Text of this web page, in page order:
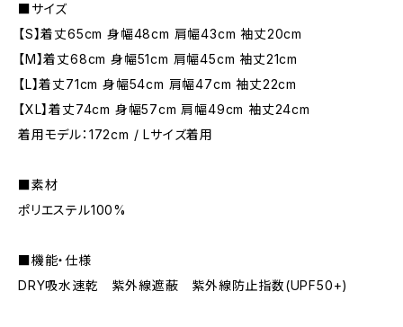
■サイズ
【S】着丈65cm 身幅48cm 肩幅43cm 袖丈20cm
【M】着丈68cm 身幅51cm 肩幅45cm 袖丈21cm
【L】着丈71cm 身幅54cm 肩幅47cm 袖丈22cm
【XL】着丈74cm 身幅57cm 肩幅49cm 袖丈24cm
着用モデル：172cm / Lサイズ着用
■素材
ポリエステル100%
■機能・仕様
DRY吸水速乾 紫外線遮蔽 紫外線防止指数(UPF50+)